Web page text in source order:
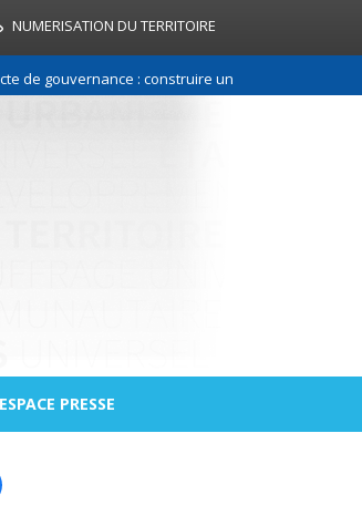
NUMERISATION DU TERRITOIRE
gouvernance : construire une relation de confiance
ESPACE PRESSE